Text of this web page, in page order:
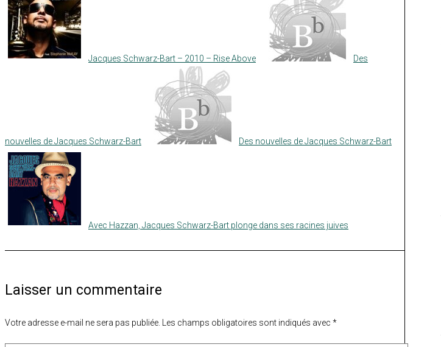
Jacques Schwarz-Bart – 2010 – Rise Above Des
nouvelles de Jacques Schwarz-Bart Des nouvelles de Jacques Schwarz-Bart
Avec Hazzan, Jacques Schwarz-Bart plonge dans ses racines juives
Laisser un commentaire
Votre adresse e-mail ne sera pas publiée. Les champs obligatoires sont indiqués avec *